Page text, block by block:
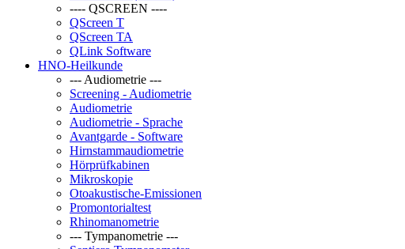
---- QSCREEN ----
QScreen T
QScreen TA
QLink Software
HNO-Heilkunde
--- Audiometrie ---
Screening - Audiometrie
Audiometrie
Audiometrie - Sprache
Avantgarde - Software
Hirnstammaudiometrie
Hörprüfkabinen
Mikroskopie
Otoakustische-Emissionen
Promontorialtest
Rhinomanometrie
--- Tympanometrie ---